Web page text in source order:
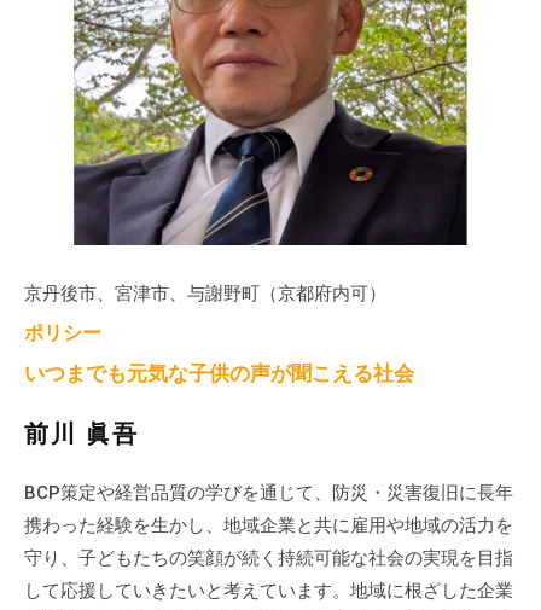
京丹後市、宮津市、与謝野町（京都府内可）
ポリシー
いつまでも元気な子供の声が聞こえる社会
前川 眞吾
BCP策定や経営品質の学びを通じて、防災・災害復旧に長年
携わった経験を生かし、地域企業と共に雇用や地域の活力を
守り、子どもたちの笑顔が続く持続可能な社会の実現を目指
して応援していきたいと考えています。地域に根ざした企業